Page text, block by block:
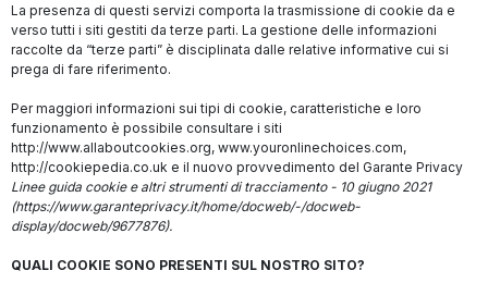
La presenza di questi servizi comporta la trasmissione di cookie da e
verso tutti i siti gestiti da terze parti. La gestione delle informazioni
raccolte da “terze parti” è disciplinata dalle relative informative cui si
prega di fare riferimento.
Per maggiori informazioni sui tipi di cookie, caratteristiche e loro
funzionamento è possibile consultare i siti
http://www.allaboutcookies.org, www.youronlinechoices.com,
http://cookiepedia.co.uk e il nuovo provvedimento del Garante Privacy
Linee guida cookie e altri strumenti di tracciamento - 10 giugno 2021
(https://www.garanteprivacy.it/home/docweb/-/docweb-
display/docweb/9677876).
QUALI COOKIE SONO PRESENTI SUL NOSTRO SITO?